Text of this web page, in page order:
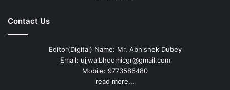
Contact Us
Editor(Digital) Name: Mr. Abhishek Dubey
Email: ujjwalbhoomicgr@gmail.com
Mobile: 9773586480
read more...